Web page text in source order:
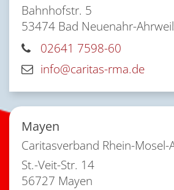
Bahnhofstr. 5
53474 Bad Neuenahr-
02641 7598-60
info@caritas-rma.de
Mayen
Caritasverband Rhein-Mosel-
St.-Veit-Str. 14
56727 Mayen